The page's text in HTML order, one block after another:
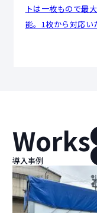
トは一枚もので最
能。1枚から対応い
Works
導入事例